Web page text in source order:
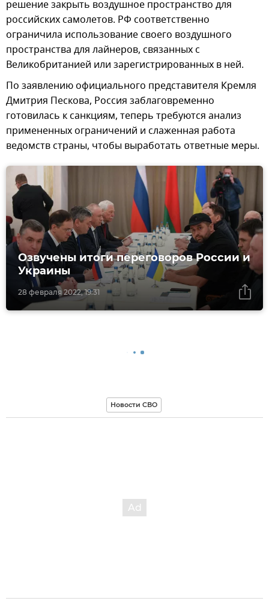
решение закрыть воздушное пространство для
российских самолетов. РФ соответственно
ограничила использование своего воздушного
пространства для лайнеров, связанных с
Великобританией или зарегистрированных в ней.
По заявлению официального представителя Кремля
Дмитрия Пескова, Россия заблаговременно
готовилась к санкциям, теперь требуются анализ
примененных ограничений и слаженная работа
ведомств страны, чтобы выработать ответные меры.
28 февраля 2022, 19:31
Озвучены итоги переговоров России и
Украины
Новости СВО